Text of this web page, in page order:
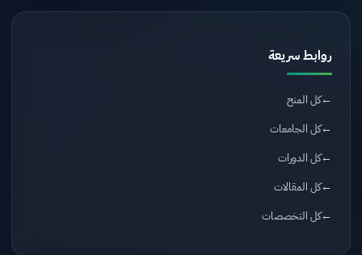
روابط سريعة
كل المنح
كل الجامعات
كل الدورات
كل المقالات
كل التخصصات